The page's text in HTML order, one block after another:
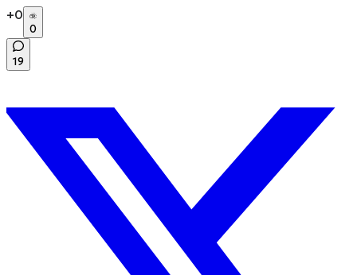
+0
0
19